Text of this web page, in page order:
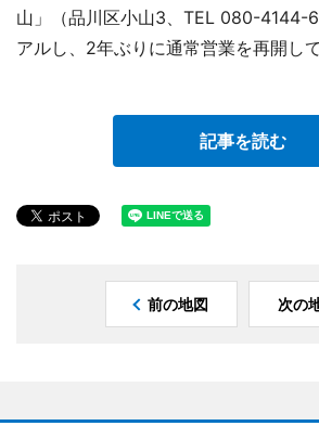
山」（品川区小山3、TEL 080-4144-
アルし、2年ぶりに通常営業を再開し
記事を読む
前の地図 次の